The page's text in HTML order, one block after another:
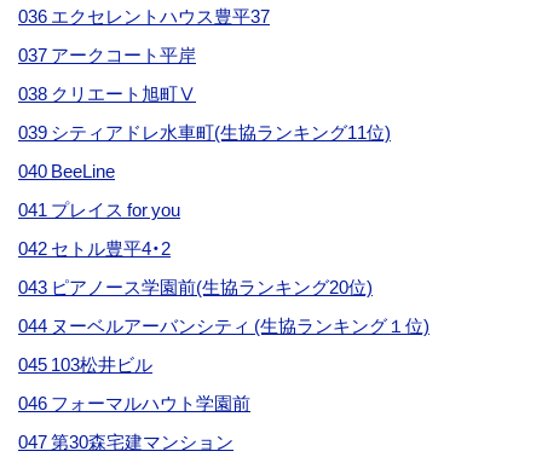
036 エクセレントハウス豊平37
037 アークコート平岸
038 クリエート旭町Ⅴ
039 シティアドレ水車町(生協ランキング11位)
040 BeeLine
041 プレイス for you
042 セトル豊平4・2
043 ピアノース学園前(生協ランキング20位)
044 ヌーベルアーバンシティ (生協ランキング１位)
045 103松井ビル
046 フォーマルハウト学園前
047 第30森宅建マンション